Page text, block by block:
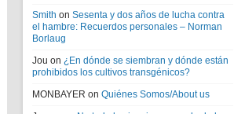
Smith on Sesenta y dos años de lucha contra
el hambre: Recuerdos personales – Norman
Borlaug
Jou on ¿En dónde se siembran y dónde están
prohibidos los cultivos transgénicos?
MONBAYER on Quiénes Somos/About us